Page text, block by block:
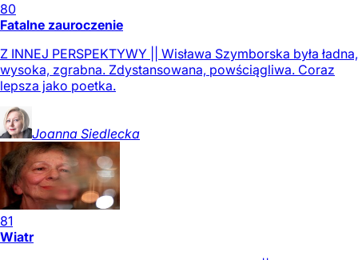
80
Fatalne zauroczenie
Z INNEJ PERSPEKTYWY || Wisława Szymborska była ładna,
wysoka, zgrabna. Zdystansowana, powściągliwa. Coraz
lepsza jako poetka.
Joanna Siedlecka
81
Wiatr